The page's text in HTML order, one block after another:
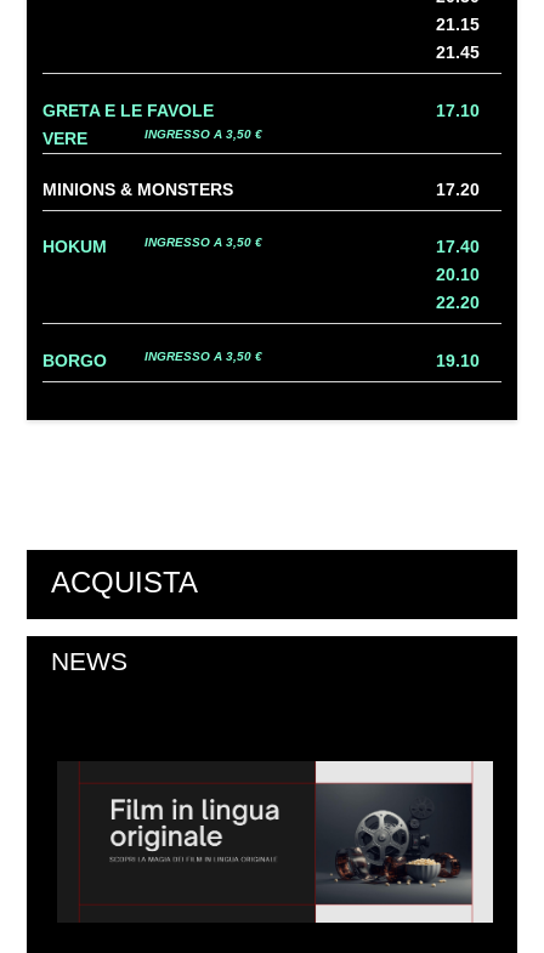
21.15
21.45
GRETA E LE FAVOLE
VERE
INGRESSO A 3,50 €
17.10
MINIONS & MONSTERS 17.20
HOKUM INGRESSO A 3,50 €
17.40
20.10
22.20
BORGO INGRESSO A 3,50 € 19.10
ACQUISTA
NEWS